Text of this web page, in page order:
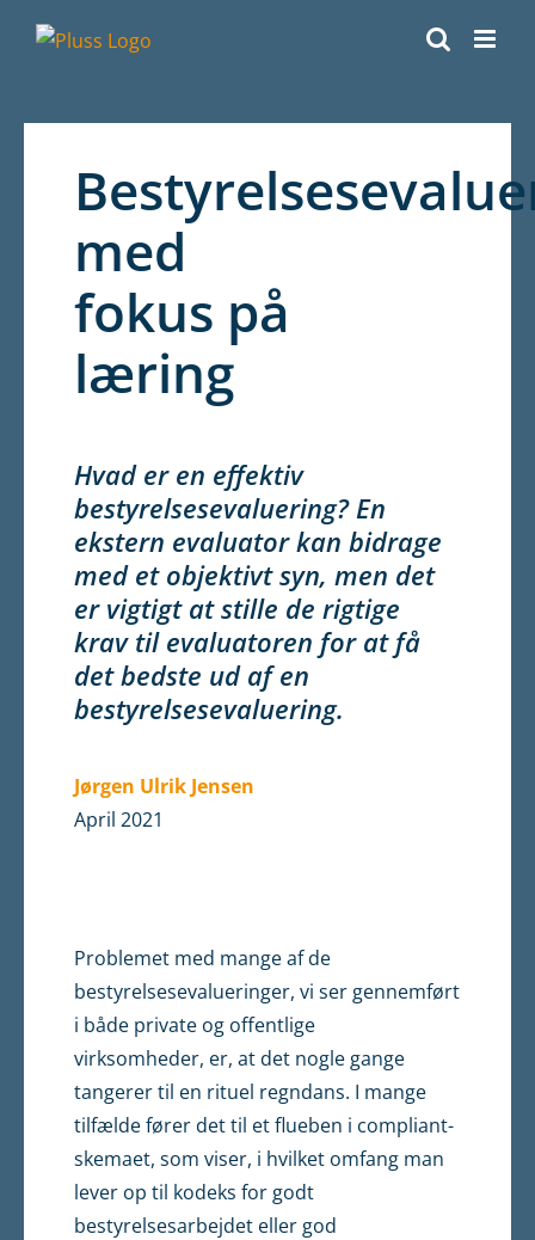
med
fokus på
læring
Hvad er en effektiv
bestyrelsesevaluering? En
ekstern evaluator kan bidrage
med et objektivt syn, men det
er vigtigt at stille de rigtige
krav til evaluatoren for at få
det bedste ud af en
bestyrelsesevaluering.
Jørgen Ulrik Jensen
April 2021
Problemet med mange af de
bestyrelsesevalueringer, vi ser gennemført
i både private og offentlige
virksomheder, er, at det nogle gange
tangerer til en rituel regndans. I mange
tilfælde fører det til et flueben i compliant-
skemaet, som viser, i hvilket omfang man
lever op til kodeks for godt
bestyrelsesarbejdet eller god